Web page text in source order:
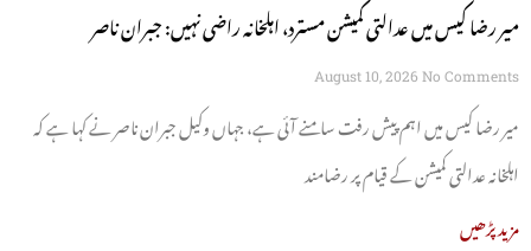
میر رضا کیس میں عدالتی کمیشن مسترد، اہلخانہ راضی نہیں: جبران ناصر
August 10, 2026 No Comments
میر رضا کیس میں اہم پیش رفت سامنے آئی ہے، جہاں وکیل جبران ناصر نے کہا ہے کہ
اہلخانہ عدالتی کمیشن کے قیام پر رضامند
مزید پڑھیں